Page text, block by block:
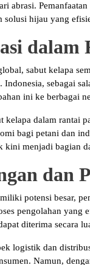
abrasi.
solusi hijau yang
dalam
sabut kelapa
Indonesia, sebagai
ini ke berbagai
kelapa dalam rantai
bagi petani dan
kini menjadi bagian
dan
potensi besar,
pengolahan yang
diterima secara
logistik dan
Namun,